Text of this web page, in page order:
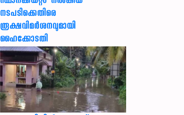
നടപടിക്കെതിരെ
രൂക്ഷവിമർശനവുമായി
ഹൈക്കോടതി